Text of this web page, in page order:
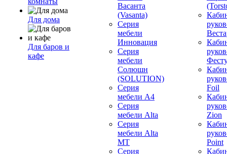
Для дома
Для баров и
кафе
Васанта
(Vasanta)
Серия
мебели
Инновация
Серия
мебели
Солюшн
(SOLUTION)
Серия
мебели A4
Серия
мебели Alta
Серия
мебели Alta
MT
Серия
Foil
Zion
Point